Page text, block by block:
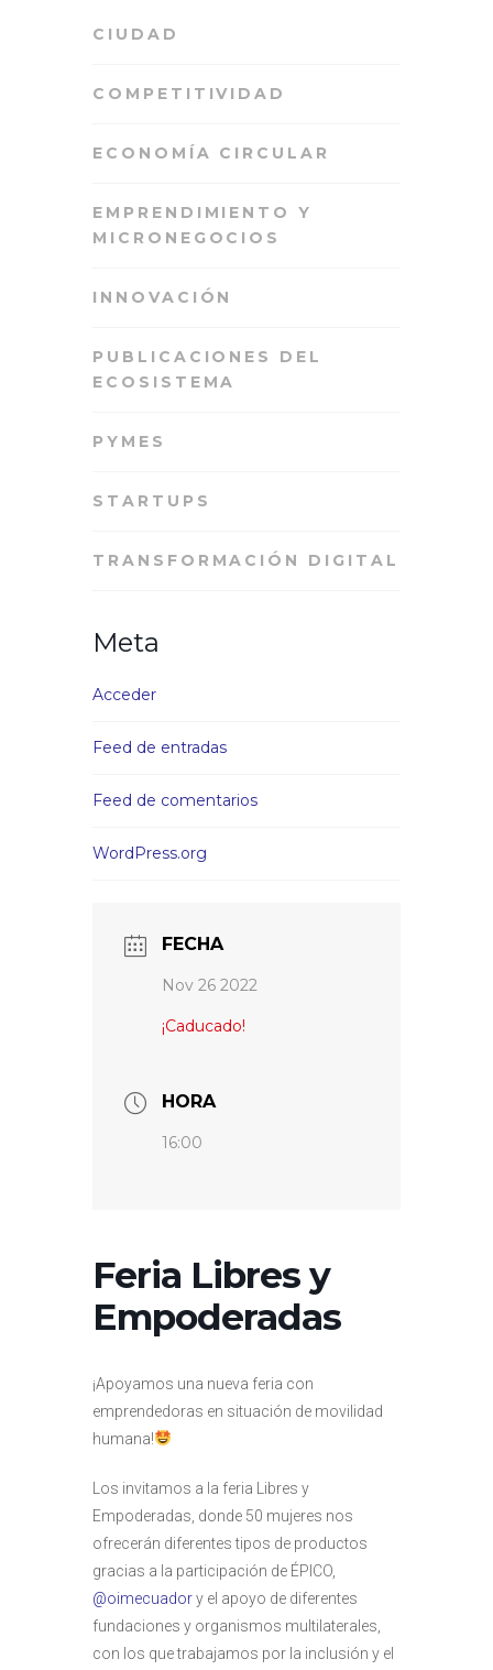
CIUDAD
COMPETITIVIDAD
ECONOMÍA CIRCULAR
EMPRENDIMIENTO Y
MICRONEGOCIOS
INNOVACIÓN
PUBLICACIONES DEL
ECOSISTEMA
PYMES
STARTUPS
TRANSFORMACIÓN DIGITAL
Meta
Acceder
Feed de entradas
Feed de comentarios
WordPress.org
FECHA
Nov 26 2022
¡Caducado!
HORA
16:00
Feria Libres y
Empoderadas
¡Apoyamos una nueva feria con
emprendedoras en situación de movilidad
humana!
Los invitamos a la feria Libres y
Empoderadas, donde 50 mujeres nos
ofrecerán diferentes tipos de productos
gracias a la participación de ÉPICO,
@oimecuadory el apoyo de diferentes
fundaciones y organismos multilaterales,
con los que trabajamos por la inclusión y el